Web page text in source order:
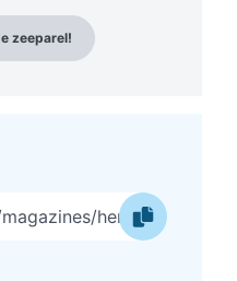
zeeparel!
herfsteditie-